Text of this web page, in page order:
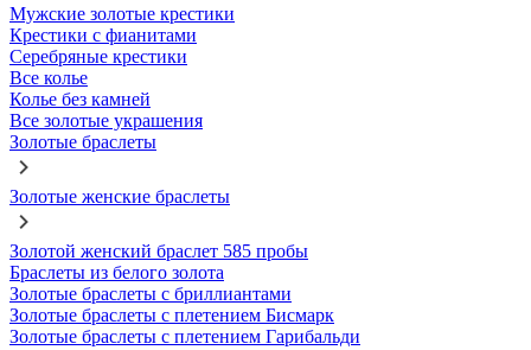
Мужские золотые крестики
Крестики с фианитами
Серебряные крестики
Все колье
Колье без камней
Все золотые украшения
Золотые браслеты
Золотые женские браслеты
Золотой женский браслет 585 пробы
Браслеты из белого золота
Золотые браслеты с бриллиантами
Золотые браслеты с плетением Бисмарк
Золотые браслеты с плетением Гарибальди